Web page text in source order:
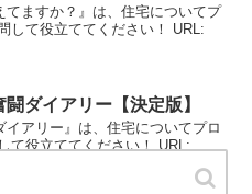
てますか？』は、住宅についてプ
して役立ててください！ URL:
ダイアリー【決定版】
イアリー』は、住宅についてプロ
て役立ててください！ URL: